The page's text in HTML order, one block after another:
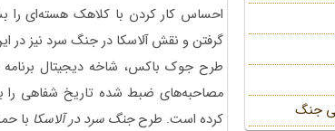
احساس کار کردن با کلاهک هسته‌ای را
گرفتن و نقش آلاسکا در جنگ سرد نیز در
طرح جوک باکس، شاخه دیجیتال برنامه
مصاحبه‌های ضبط شده تاریخ شفاهی
کرده است. طرحجنگ سرد در آلاسکا با
جنگ